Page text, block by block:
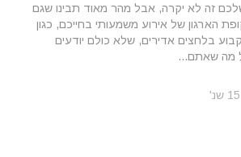
זה לא יקרה, אבל מהר מאוד תבינו שגם
הארגון של אירוע משמעותי בחייכם, כגון
בלחצים אדירים, שלא כולם יודעים
מה שאתם...